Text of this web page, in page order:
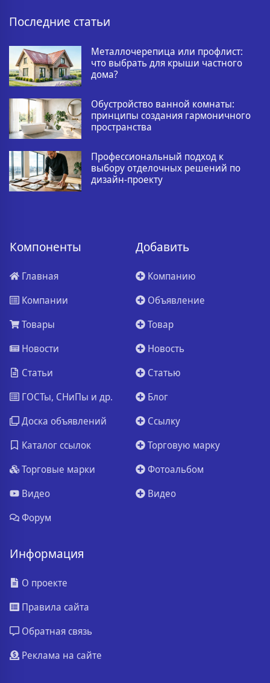
Последние статьи
Металлочерепица или профлист:
что выбрать для крыши частного
дома?
Обустройство ванной комнаты:
принципы создания гармоничного
пространства
Профессиональный подход к
выбору отделочных решений по
дизайн-проекту
Компоненты
Главная
Компании
Товары
Новости
Статьи
ГОСТы, СНиПы и др.
Доска объявлений
Каталог ссылок
Торговые марки
Видео
Форум
Добавить
Компанию
Объявление
Товар
Новость
Статью
Блог
Ссылку
Торговую марку
Фотоальбом
Видео
Информация
О проекте
Правила сайта
Обратная связь
Реклама на сайте